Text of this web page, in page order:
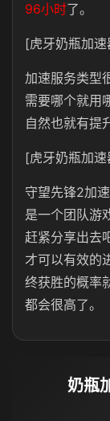
96小时了。
[虎牙奶瓶加速
加速服务类型
需要哪个就用
自然也就有提
[虎牙奶瓶加速
守望先锋2加
是一个团队游
赶紧分享出去
才可以有效的
终获胜的概率
都会很高了。
奶瓶